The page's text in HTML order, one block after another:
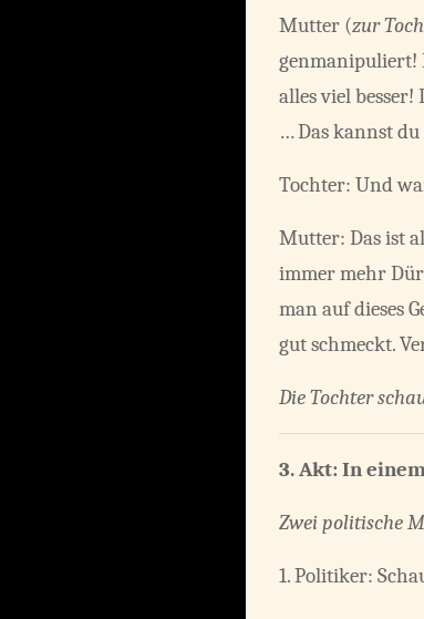
Mutter (zur
genmanipuliert!
alles viel
… Das kannst
Tochter: Und
Mutter: Das ist
immer mehr
man auf dieses
gut schmeckt.
Die Tochter
3. Akt: In
Zwei politische
1. Politiker: